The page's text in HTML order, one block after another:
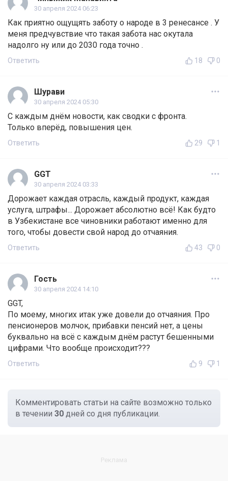
30 апреля 2024 06:23
Как приятно ощущять заботу о народе в 3 ренесансе . У
меня предчувствие что такая забота нас окутала
надолго ну или до 2030 года точно .
Ответить 18 0
Шурави
30 апреля 2024 05:30
С каждым днём новости, как сводки с фронта.
Только вперёд, повышения цен.
Ответить 29 1
GGT
30 апреля 2024 03:33
Дорожает каждая отрасль, каждый продукт, каждая
услуга, штрафы... Дорожает абсолютно всё! Как будто
в Узбекистане все чиновники работают именно для
того, чтобы довести свой народ до отчаяния.
Ответить 43 0
Гость
30 апреля 2024 14:10
GGT,
По моему, многих итак уже довели до отчаяния. Про
пенсионеров молчок, прибавки пенсий нет, а цены
буквально на всё с каждым днём растут бешенными
цифрами. Что вообще происходит???
Ответить 9 1
Комментировать статьи на сайте возможно только
в течении 30 дней со дня публикации.